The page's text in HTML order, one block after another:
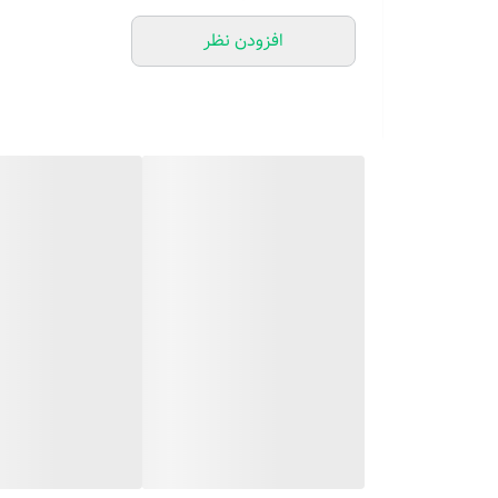
کند.فناوری جدید کاهش نویز ، قدرت قوی ، حداقل سر و
افزودن نظر